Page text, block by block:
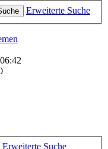
Erweiterte Suche
Erweiterte Suche